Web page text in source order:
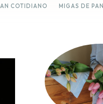
COTIDIANO MIGAS DE PAN